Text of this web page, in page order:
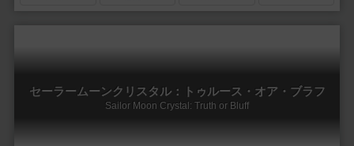
セーラームーンクリスタル：トゥルース・オア・ブラフ
Sailor Moon Crystal: Truth or Bluff